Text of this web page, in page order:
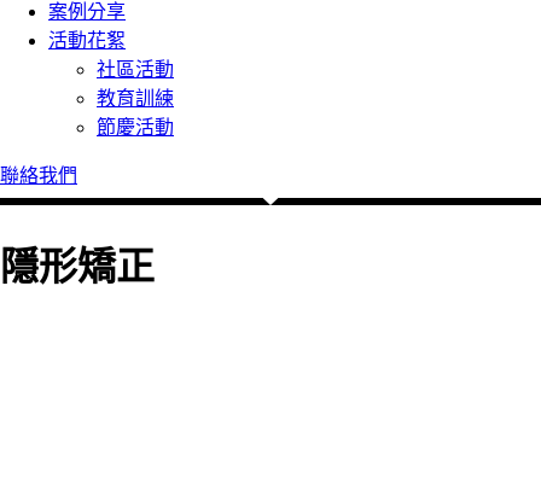
案例分享
活動花絮
社區活動
教育訓練
節慶活動
聯絡我們
隱形矯正